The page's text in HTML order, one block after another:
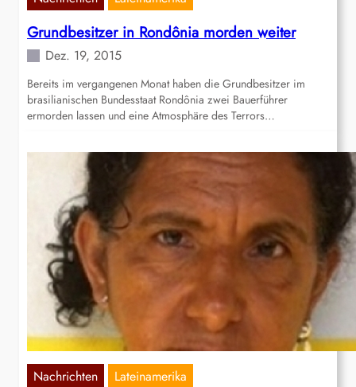
Grundbesitzer in Rondônia morden weiter
Dez. 19, 2015
Bereits im vergangenen Monat haben die Grundbesitzer im
brasilianischen Bundesstaat Rondônia zwei Bauerführer
ermorden lassen und eine Atmosphäre des Terrors…
Nachrichten Lateinamerika